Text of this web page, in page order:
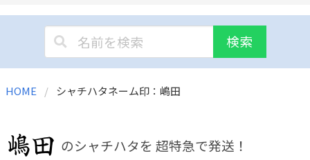
検索
HOME シャチハタネーム印：嶋田
のシャチハタを 超特急で発送！